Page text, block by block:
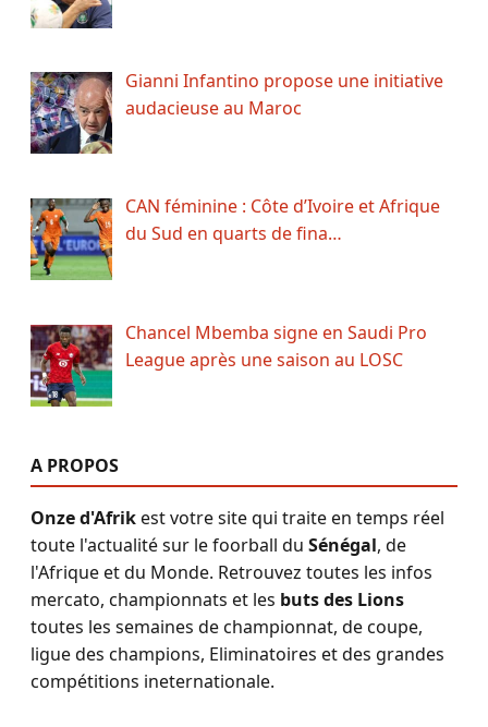
Gianni Infantino propose une initiative
audacieuse au Maroc
CAN féminine : Côte d’Ivoire et Afrique
du Sud en quarts de fina…
Chancel Mbemba signe en Saudi Pro
League après une saison au LOSC
A PROPOS
Onze d'Afrikest votre site qui traite en temps réel
toute l'actualité sur le foorball du Sénégal, de
l'Afrique et du Monde. Retrouvez toutes les infos
mercato, championnats et les buts des Lions
toutes les semaines de championnat, de coupe,
ligue des champions, Eliminatoires et des grandes
compétitions ineternationale.